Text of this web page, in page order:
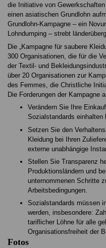
die Initiative von
einen asiatischen Grundlohn
Grundlohn-Kampagne – ein
Lohndumping – strebt
Die „Kampagne für saubere
300 Organisationen, die für die
der Textil- und
über 20 Organisationen zur
des Femmes, die Christliche
Die Forderungen der Kampagne
Verändern Sie Ihre
Sozialstandards einhalten
Setzen Sie den
Kleidung bei Ihren
externe unabhängige
Stellen Sie Transparenz
Produktionsländern und
unternommenen Schritte
Arbeitsbedingungen.
Sozialstandards müssen
werden, insbesondere:
tariflicher Löhne für alle
Organisationsfreiheit der
Fotos